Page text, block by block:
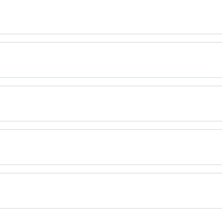
nadmiar sebum, redukuje widoczność porów i
nakładaniu i długo utrzymuje się na skórze. Doskonale
Phenyl Trimethicone, Dimethicone, Polybutene,
(Coconut) Oil, Paraffinum Liquidum/Mineral Oil/Huile
Hexyl Cinnamal, Linalool, Bht, [May Contain/Peut Contenir/
tym samym makijaż. Zwróć szczególną uwagę na strefę